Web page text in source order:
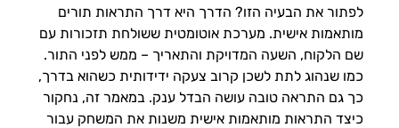
לפתור את הבעיה הזו? הדרך היא דרך התראות תורים
מותאמות אישית. מערכת אוטומטית ששולחת תזכורות עם
שם הלקוח, השעה המדויקת והתאריך – ממש לפני התור.
כמו שנהוג לתת לשכן קרוב צעקה ידידותית כשהוא בדרך,
כך גם התראה טובה עושה הבדל ענק. במאמר זה, נחקור
כיצד התראות מותאמות אישית משנות את המשחק עבור